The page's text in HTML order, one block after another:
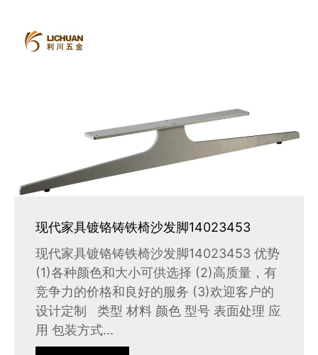
现代家具镀铬铸铁椅沙发脚14023453
现代家具镀铬铸铁椅沙发脚14023453 优势
(1)各种颜色和大小可供选择 (2)高质量，有
竞争力的价格和良好的服务 (3)欢迎客户的
设计定制 类型 材料 颜色 型号 表面处理 应
用 包装方式...